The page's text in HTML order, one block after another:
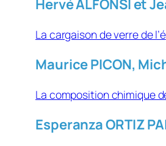
Hervé ALFONSI et
La cargaison de verre de
Maurice PICON,
La composition chimique
Esperanza ORTIZ